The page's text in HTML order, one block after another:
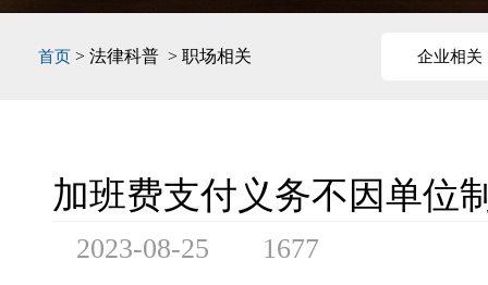
首页 > 法律科普 > 职场相关 企业相关
加班费支付义务不因单位
2023-08-25 1677